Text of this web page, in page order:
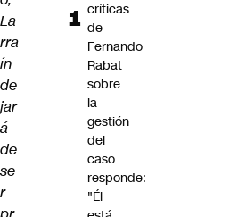
La
rra
ín
de
jar
á
de
se
r
críticas
de
Fernando
Rabat
sobre
la
gestión
del
caso
responde:
"Él